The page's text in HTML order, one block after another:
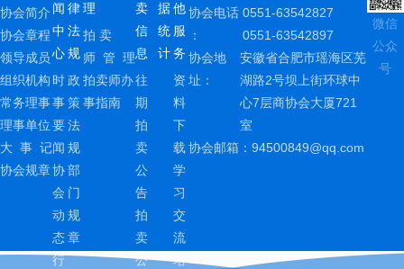
协会简介
协会章程
领导成员
组织机构
常务理事
理事单位
大 事 记
协会规章
闻
中
心
时
事
要
闻
协
会
动
态
行
律
法
规
政
策
法
规
部
门
规
章
理
拍 卖
师 管 理
拍卖师办
事指南
卖
信
息
往
期
拍
卖
公
告
拍
卖
公
据
统
计
他
服
务
资
料
下
载
学
习
交
流
培
协会电话
：
0551-63542827
0551-63542897
协会地
址：
安徽省合肥市瑶海区芜
湖路2号坝上街环球中
心7层商协会大厦721
室
协会邮箱： 94500849@qq.com
微信
公众
号